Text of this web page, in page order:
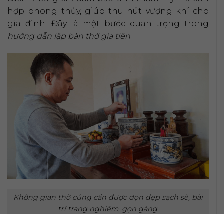
hợp phong thủy, giúp thu hút vượng khí cho
gia đình. Đây là một bước quan trọng trong
hướng dẫn lập bàn thờ gia tiên.
Không gian thờ cúng cần được dọn dẹp sạch sẽ, bài
trí trang nghiêm, gọn gàng.